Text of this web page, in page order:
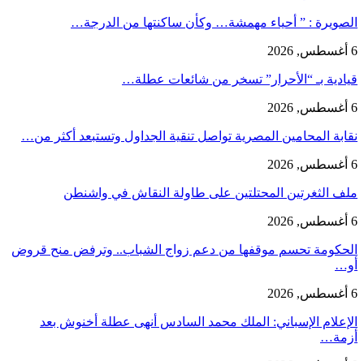
الصويرة : ” أحياء مهمشة… وكأن ساكنتها من الدرجة…
6 أغسطس, 2026
قيادية بـ “الأحرار” تسخر من شائعات عطلة…
6 أغسطس, 2026
نقابة المحامين المصرية تواصل تنقية الجداول وتستبعد أكثر من…
6 أغسطس, 2026
ملف الثغرتين المحتلتين على طاولة النقاش في واشنطن
6 أغسطس, 2026
الحكومة تحسم موقفها من دعم زواج الشباب.. وترفض منح قروض
أو…
6 أغسطس, 2026
الإعلام الإسباني: الملك محمد السادس أنهى عطلة أخنوش بعد
أزمة…